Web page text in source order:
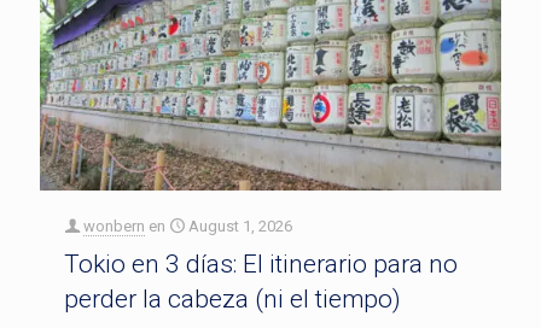
wonbern en August 1, 2026
Tokio en 3 días: El itinerario para no
perder la cabeza (ni el tiempo)